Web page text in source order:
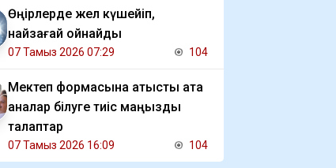
Өңірлерде жел күшейіп,
найзағай ойнайды
07 Тамыз 2026 07:29 104
Мектеп формасына қатысты ата
аналар білуге тиіс маңызды
талаптар
07 Тамыз 2026 16:09 104